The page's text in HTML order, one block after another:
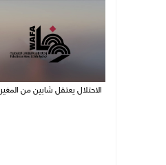
الاحتلال يعتقل شابين من المغير